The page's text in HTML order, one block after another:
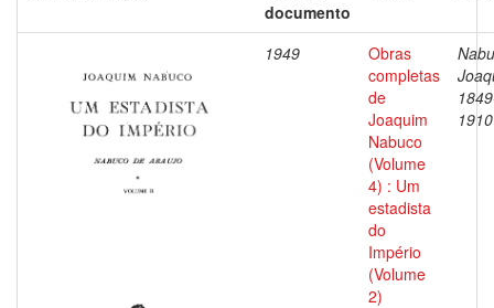
documento
1949
Obras
completas
de
Joaquim
Nabuco
(Volume
4) : Um
estadista
do
Império
(Volume
2)
1910